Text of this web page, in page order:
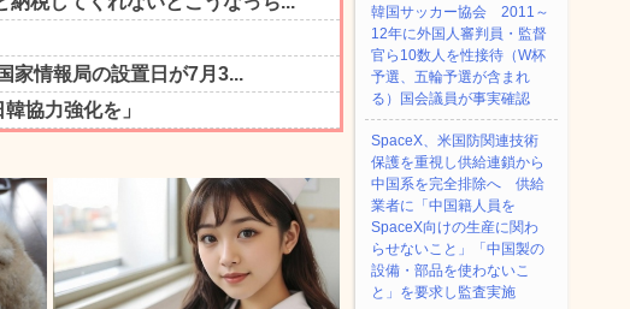
韓国サッカー協会 2011～
12年に外国人審判員・監督
官ら10数人を性接待（W杯
予選、五輪予選が含まれ
る）国会議員が事実確認
SpaceX、米国防関連技術
保護を重視し供給連鎖から
中国系を完全排除へ 供給
業者に「中国籍人員を
SpaceX向けの生産に関わ
らせないこと」「中国製の
設備・部品を使わないこ
と」を要求し監査実施